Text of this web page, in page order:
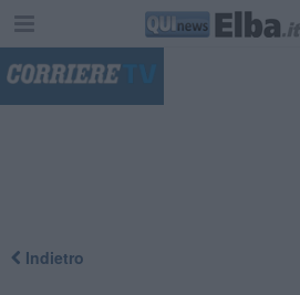
Indietro